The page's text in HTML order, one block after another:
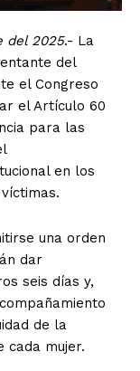
del 2025.- La
del
el Congreso
el Artículo 60
para las
en los
una orden
dar
seis días y,
de la
cada mujer.